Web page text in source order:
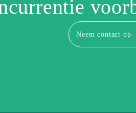
Neem contact op